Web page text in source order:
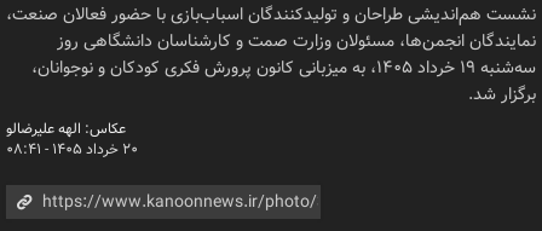
نشست هم‌اندیشی طراحان و تولیدکنندگان اسباب‌بازی با حضور فعالان صنعت،
نمایندگان انجمن‌ها، مسئولان وزارت صمت و کارشناسان دانشگاهی روز
سه‌شنبه ۱۹ خرداد ۱۴۰۵،‌ به میزبانی کانون پرورش فکری کودکان و نوجوانان،‌
برگزار شد.
عکاس: الهه علیرضالو
۲۰ خرداد ۱۴۰۵ - ۰۸:۴۱